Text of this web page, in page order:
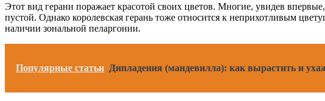
Этот вид герани поражает красотой своих цветов. Многие, увидев
пустой. Однако королевская герань тоже относится к неприхотливым
наличии зональной пеларгонии.
Популярные статьи Дипладения (мандевилла): как вырастить и